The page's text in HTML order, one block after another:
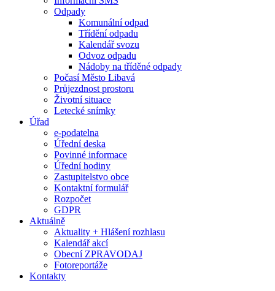
Odpady
Komunální odpad
Třídění odpadu
Kalendář svozu
Odvoz odpadu
Nádoby na tříděné odpady
Počasí Město Libavá
Průjezdnost prostoru
Životní situace
Letecké snímky
Úřad
e-podatelna
Úřední deska
Povinné informace
Úřední hodiny
Zastupitelstvo obce
Kontaktní formulář
Rozpočet
GDPR
Aktuálně
Aktuality + Hlášení rozhlasu
Kalendář akcí
Obecní ZPRAVODAJ
Fotoreportáže
Kontakty